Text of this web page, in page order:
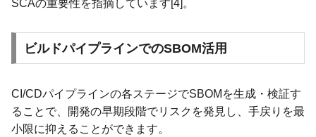
SCAの重要性を指摘しています[4]。
ビルドパイプラインでのSBOM活用
CI/CDパイプラインの各ステージでSBOMを生成・検証す
ることで、開発の早期段階でリスクを発見し、手戻りを最
小限に抑えることができます。